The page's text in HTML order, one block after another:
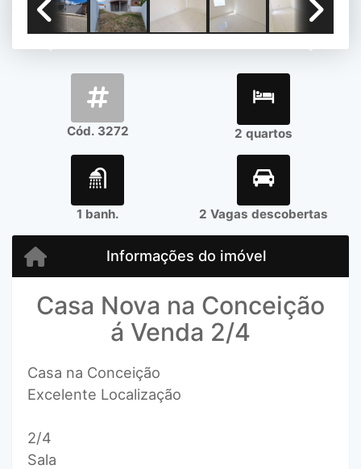
Cód. 3272 2 quartos
1 banh. 2 Vagas descobertas
Informações do imóvel
Casa Nova na Conceição
á Venda 2/4
Casa na Conceição
Excelente Localização
2/4
Sala